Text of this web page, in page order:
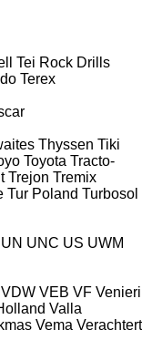
Tei Rock Drills
Terex
Thyssen Tiki
Toyota Tracto-
Trejon Tremix
Tur Poland Turbosol
UN UNC US UWM
VDW VEB VF Venieri
Valla
Vema Verachtert